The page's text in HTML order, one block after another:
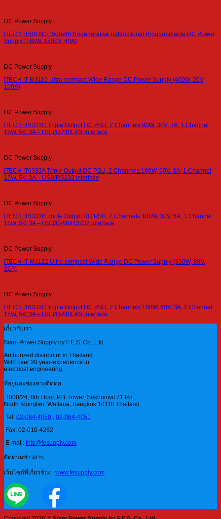
DC Power Supply
ITECH IT6018C-1500-40 Regenerative Bidirectional Programmable DC Power
Supply (18kW, 1500V, 40A)
DC Power Supply
ITECH IT-M3110 Ultra-compact Wide Range DC Power Supply (400W, 20V,
100A)
DC Power Supply
ITECH IT6322C Triple Output DC PSU, 2 Channels 90W, 30V, 3A; 1 Channel
15W, 5V, 3A – USB/GPIB/LAN interface
DC Power Supply
ITECH IT6333A Triple Output DC PSU, 2 Channels 180W, 60V, 3A; 1 Channel
15W, 5V, 3A – USB/RS232 interface
DC Power Supply
ITECH IT6332B Triple Output DC PSU, 2 Channels 180W, 30V, 6A; 1 Channel
15W, 5V, 3A – USB/GPIB/RS232 interface
DC Power Supply
ITECH IT-M3122 Ultra-compact Wide Range DC Power Supply (850W, 80V,
22A)
DC Power Supply
ITECH IT6333C Triple Output DC PSU, 2 Channels 180W, 60V, 3A; 1 Channel
15W, 5V, 3A – USB/GPIB/LAN interface
เกี่ยวกับเรา
Siam Power Supply by F.E.S. Co., Ltd.
Authorized distributor in Thailand
With over 20 year-experience in
electrical engineering.
ที่อยู่และช่องทางติดต่อ
1000/24, 8th Floor, P.B. Tower, Sukhumvit 71 Rd.,
North Klongtan, Wattana, Bangkok 10110 Thailand
Tel: 02-064-4050 , 02-064-4051
Fax: 02-010-4262
E-mail: info@fesupply.com
ติดตามข่าวสาร
เว็บไซต์ที่เกี่ยวข้อง : www.fesupply.com